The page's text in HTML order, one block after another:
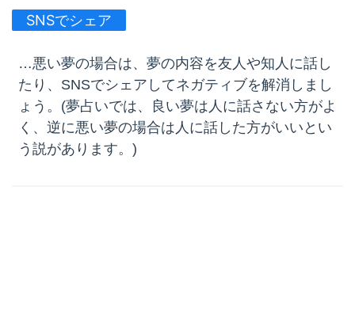
SNSでシェア
…悪い夢の場合は、夢の内容を友人や知人に話し
たり、SNSでシェアしてネガティブを解消しまし
ょう。(夢占いでは、良い夢は人に話さない方がよ
く、逆に悪い夢の場合は人に話した方がいいとい
う説があります。)